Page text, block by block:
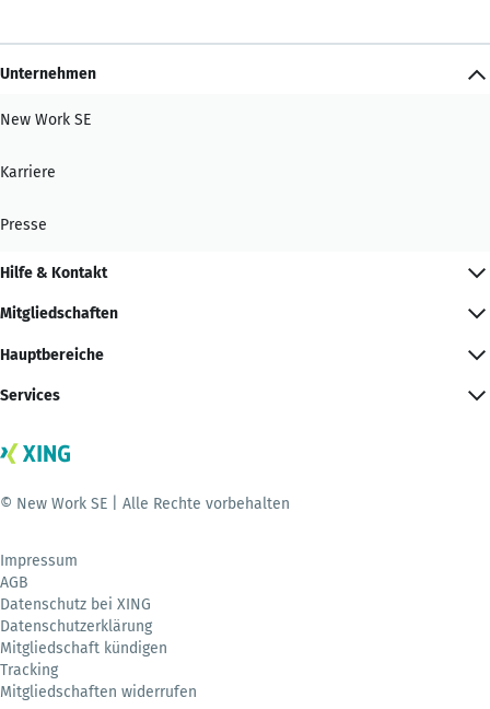
Unternehmen
New Work SE
Karriere
Presse
Hilfe & Kontakt
Mitgliedschaften
Hauptbereiche
Services
© New Work SE | Alle Rechte vorbehalten
Impressum
AGB
Datenschutz bei XING
Datenschutzerklärung
Mitgliedschaft kündigen
Tracking
Mitgliedschaften widerrufen